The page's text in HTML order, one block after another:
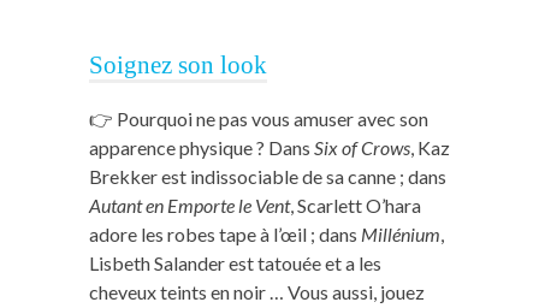
Soignez son look
👉 Pourquoi ne pas vous amuser avec son
apparence physique ? Dans Six of Crows, Kaz
Brekker est indissociable de sa canne ; dans
Autant en Emporte le Vent, Scarlett O’hara
adore les robes tape à l’œil ; dans Millénium,
Lisbeth Salander est tatouée et a les
cheveux teints en noir … Vous aussi, jouez